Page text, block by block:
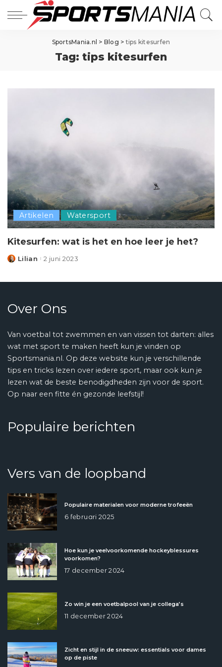
SportsMania.nl > Blog >tips kitesurfen
Tag: tips kitesurfen
Artikelen Watersport
Kitesurfen: wat is het en hoe leer je het?
Posted
Lilian 2 juni 2023
Over Ons
Van voetbal tot zwemmen en van vissen tot darten: alles
wat met sport te maken heeft kun je vinden op
Sportsmania.nl. Op deze website kun je verschillende
tips en tricks lezen over iedere sport, maar ook kun je
lezen wat de beste benodigdheden zijn voor de sport.
Op naar een fitte én gezonde leefstijl!
Populaire berichten
Vers van de loopband
Populaire materialen voor moderne trofeeën
6 februari 2025
Hoe kun je veelvoorkomende hockeyblessures
voorkomen?
17 december 2024
Zo win je een voetbalpool van je collega’s
11 december 2024
Zicht en stijl in de sneeuw: essentials voor dames
op de piste